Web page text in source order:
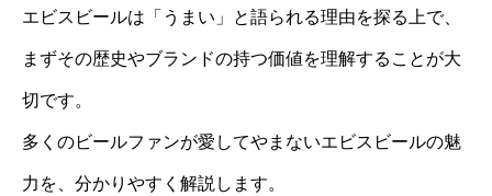
エビスビールは「うまい」と語られる理由を探る上で、
まずその歴史やブランドの持つ価値を理解することが大
切です。
多くのビールファンが愛してやまないエビスビールの魅
力を、分かりやすく解説します。